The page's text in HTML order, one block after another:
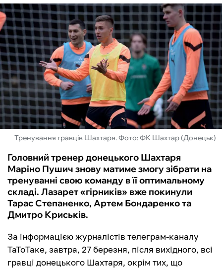
ЧС-2026
ФУТЗАЛ
ІНШІ
БУКМЕКЕРИ
Тренування гравців Шахтаря. Фото: ФК Шахтар (Донецьк)
Головний тренер донецького Шахтаря
Маріно Пушич знову матиме змогу зібрати на
тренуванні свою команду в її оптимальному
складі. Лазарет «гірників» вже покинули
Тарас Степаненко, Артем Бондаренко та
Дмитро Криськів.
За інформацією журналістів телеграм-каналу
ТаТоТаке, завтра, 27 березня, після вихідного, всі
гравці донецького Шахтаря, окрім тих, що